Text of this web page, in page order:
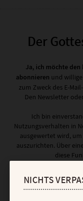
Der
Ja, ich möchte
abonnieren und
zum Zweck des E-
Den Newsletter
Ich bin
Nutzungsverhalten in
ausgewertet wird,
auszurichten. Über
diese
E-MAIL
NICHTS